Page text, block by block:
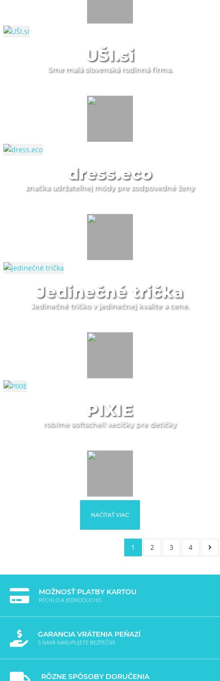
UŠI.si
Sme malá slovenská rodinná firma.
dress.eco
značka udržateľnej módy pre zodpovedné ženy
Jedinečné trička
Jedinečné tričko v jedinečnej kvalite a cene.
PIXIE
robíme softschell vecičky pre detičky
NAČÍTAŤ VIAC
1 2 3 4
MOŽNOSŤ PLATBY KARTOU
RÝCHLO A JEDNODUCHO
GARANCIA VRÁTENIA PEŇAZÍ
S NAMI NAKUPUJETE BEZPEČNE
RÔZNE SPÔSOBY DORUČENIA